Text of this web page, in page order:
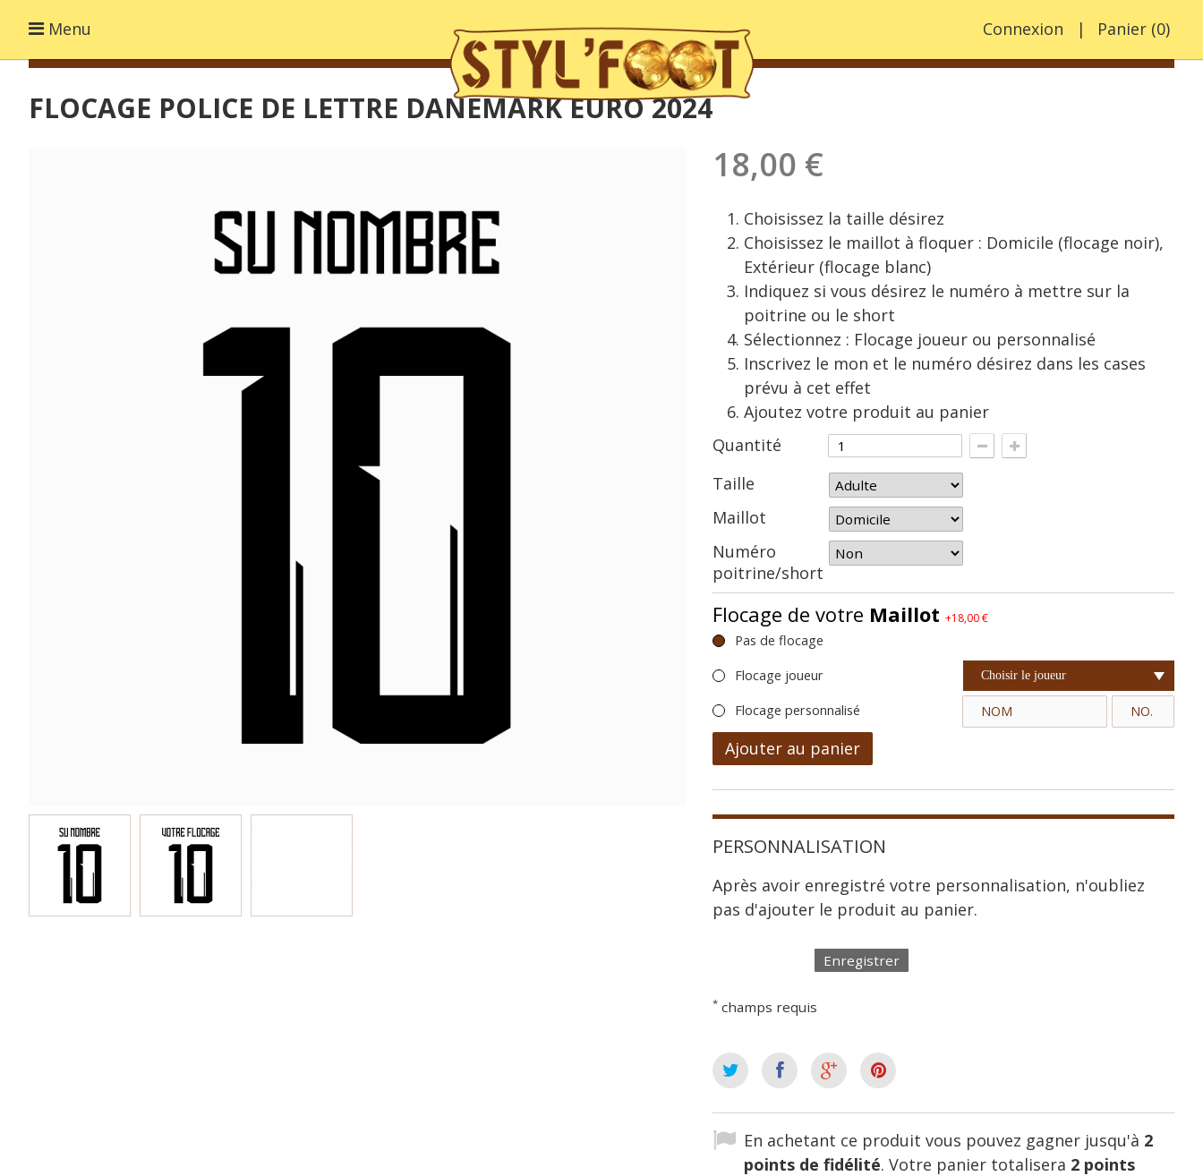
Panier (0)
Connexion
Menu
FLOCAGE POLICE DE LETTRE DANEMARK EURO 2024
18,00 €
Choisissez la taille désirez
Choisissez le maillot à floquer : Domicile (flocage noir),
Extérieur (flocage blanc)
Indiquez si vous désirez le numéro à mettre sur la
poitrine ou le short
Sélectionnez : Flocage joueur ou personnalisé
Inscrivez le mon et le numéro désirez dans les cases
prévu à cet effet
Ajoutez votre produit au panier
Quantité
Taille
Maillot
Numéro
poitrine/short
Flocage de votre Maillot +18,00 €
Pas de flocage
Flocage joueur Choisir le joueur
Flocage personnalisé
Ajouter au panier
PERSONNALISATION
Après avoir enregistré votre personnalisation, n'oubliez
pas d'ajouter le produit au panier.
Enregistrer
* champs requis
En achetant ce produit vous pouvez gagner jusqu'à 2
points de fidélité. Votre panier totalisera 2 points